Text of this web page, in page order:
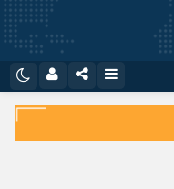
تلگرام
ایتا